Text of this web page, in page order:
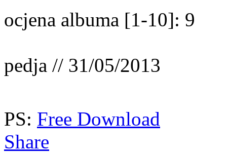
ocjena albuma [1-10]: 9
pedja // 31/05/2013
PS: Free Download
Share